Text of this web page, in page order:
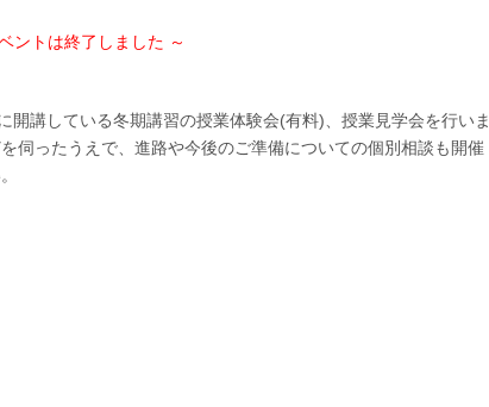
ントは終了しました ～
講している冬期講習の授業体験会(有料)、授業見学会を行いま
伺ったうえで、進路や今後のご準備についての個別相談も開催